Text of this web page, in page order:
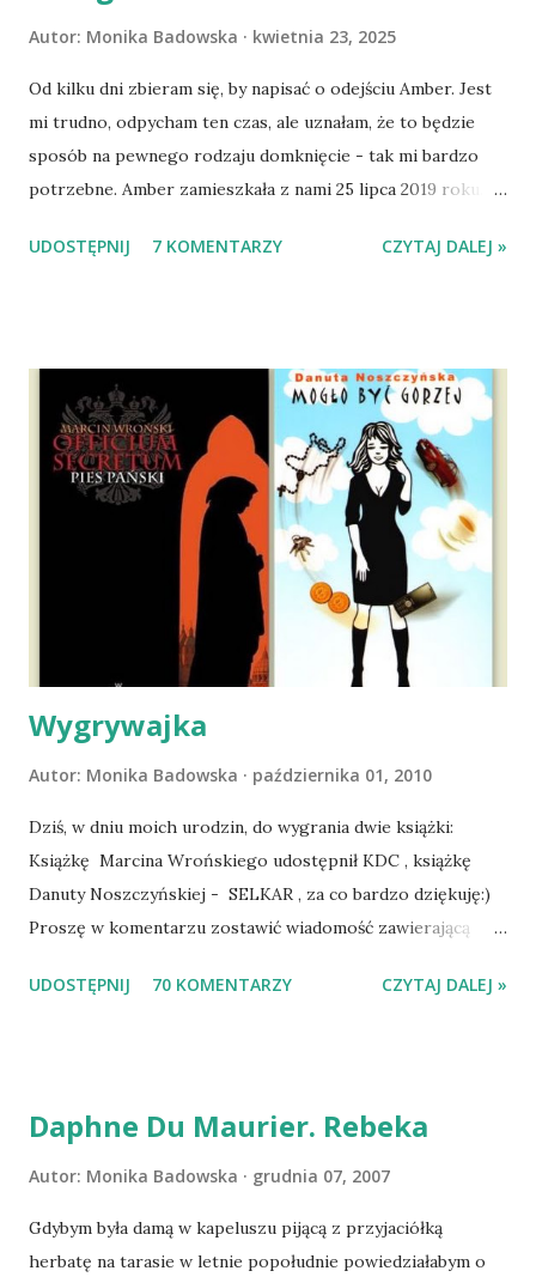
Autor: Monika Badowska kwietnia 23, 2025
Od kilku dni zbieram się, by napisać o odejściu Amber. Jest
mi trudno, odpycham ten czas, ale uznałam, że to będzie
sposób na pewnego rodzaju domknięcie - tak mi bardzo
potrzebne. Amber zamieszkała z nami 25 lipca 2019 roku.
Mazowieckim, pojechaliśmy na wizytę zapoznawczą, a kilka
wspólnego życia przeczytacie TUTAJ i TUTAJ . Gdy już
nieco okrzepliśmy w codzienności z psem, a Amber - z
ludźmi i kotami, pojawił się pomysł na wspólny jesienny
wyjazd w Beskid Niski. Zanim to jednak się stało psica miała
atak padaczki, co spowodowało, że wyjazd odwołaliśmy,
wdrożyliśmy leczenie i od nowa zaczęliśmy oswajać z nami i
wspólnym życiem zdezorientowanego chorobą psa. Udało
się ustabilizować zawirowania zdrowotne i wówczas
zaczęliśmy się cieszyć sobą wzajemnie już na 100%.
Dopier...
UDOSTĘPNIJ 7 KOMENTARZY CZYTAJ DALEJ »
Wygrywajka
Autor: Monika Badowska października 01, 2010
Dziś, w dniu moich urodzin, do wygrania dwie książki:
Książkę Marcina Wrońskiego udostępnił KDC , książkę
Danuty Noszczyńskiej - SELKAR , za co bardzo dziękuję:)
Proszę w komentarzu zostawić wiadomość zawierającą
Losowanie odbędzie się w niedzielę o 8:00. Zapraszam
UDOSTĘPNIJ 70 KOMENTARZY CZYTAJ DALEJ »
Daphne Du Maurier. Rebeka
Autor: Monika Badowska grudnia 07, 2007
Gdybym była damą w kapeluszu pijącą z przyjaciółką
herbatę na tarasie w letnie popołudnie powiedziałabym o